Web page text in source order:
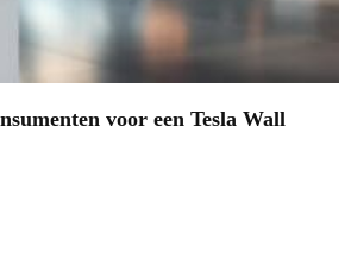
voor een Tesla Wall